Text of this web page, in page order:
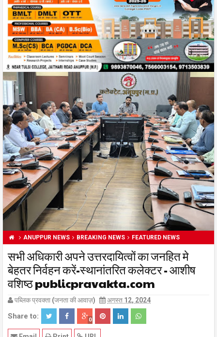
ANUPPUR NEWS BREAKING NEWS FEATURED NEWS
सभी अधिकारी अपने उत्तरदायित्वों का जनहित मे
बेहतर निर्वहन करें-स्थानांतरित कलेक्टर - आशीष
वशिष्ठ publicpravakta.com
पब्लिक प्रवक्ता (जनता की आवाज़) अगस्त 12, 2024
Share to: 0